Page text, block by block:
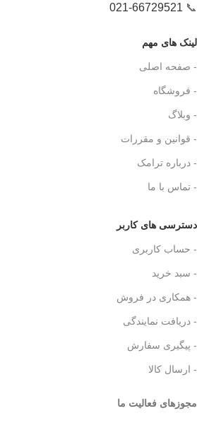
📞
021-66729521
لینک های مهم
- صفحه اصلی
- فروشگاه
- وبلاگ
- قوانین و مقررات
- درباره ترامک
- تماس با ما
دسترسی های کاربر
- حساب کاربری
- سبد خرید
- همکاری در فروش
- دریافت نمایندگی
- پیگیری سفارش
- ارسال کالا
مجوزهای فعالیت ما